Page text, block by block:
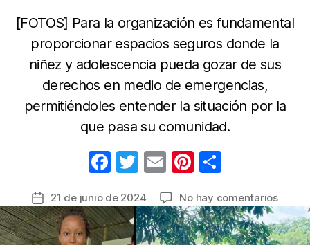
[FOTOS] Para la organización es fundamental
proporcionar espacios seguros donde la
niñez y adolescencia pueda gozar de sus
derechos en medio de emergencias,
permitiéndoles entender la situación por la
que pasa su comunidad.
F
c
e
T
itt
er
E
ail
Pi
er
e
m
p
Fecha
de
la
21 de junio de 2024 No hay comentariosen
Con
apoyo
y